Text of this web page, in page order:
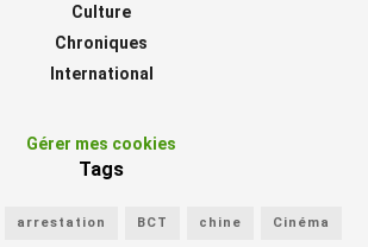
Culture
Chroniques
International
Gérer mes cookies
Tags
arrestation BCT chine Cinéma